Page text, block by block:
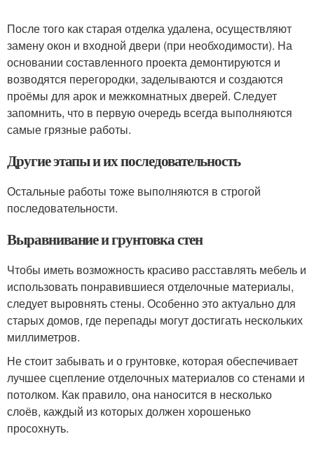
После того как старая отделка удалена, осуществляют
замену окон и входной двери (при необходимости). На
основании составленного проекта демонтируются и
возводятся перегородки, заделываются и создаются
проёмы для арок и межкомнатных дверей. Следует
запомнить, что в первую очередь всегда выполняются
самые грязные работы.
Другие этапы и их последовательность
Остальные работы тоже выполняются в строгой
последовательности.
Выравнивание и грунтовка стен
Чтобы иметь возможность красиво расставлять мебель и
использовать понравившиеся отделочные материалы,
следует выровнять стены. Особенно это актуально для
старых домов, где перепады могут достигать нескольких
миллиметров.
Не стоит забывать и о грунтовке, которая обеспечивает
лучшее сцепление отделочных материалов со стенами и
потолком. Как правило, она наносится в несколько
слоёв, каждый из которых должен хорошенько
просохнуть.